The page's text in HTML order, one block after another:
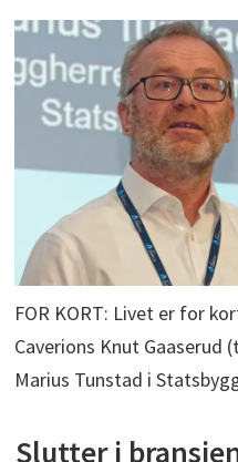
FOR KORT: Livet er for
Caverions Knut Gaaserud
Marius Tunstad i
Slutter i